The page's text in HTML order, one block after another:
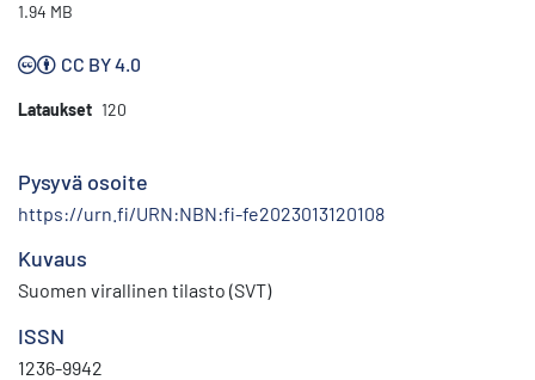
1.94 MB
CC BY 4.0
Lataukset 120
Pysyvä osoite
https://urn.fi/URN:NBN:fi-fe2023013120108
Kuvaus
Suomen virallinen tilasto (SVT)
ISSN
1236-9942